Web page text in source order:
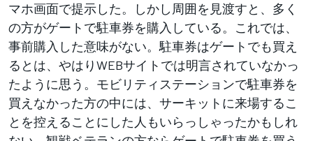
マホ画面で提示した。しかし周囲を見渡すと、多く
の方がゲートで駐車券を購入している。これでは、
事前購入した意味がない。駐車券はゲートでも買え
るとは、やはりWEBサイトでは明言されていなかっ
たように思う。モビリティステーションで駐車券を
買えなかった方の中には、サーキットに来場するこ
とを控えることにした人もいらっしゃったかもしれ